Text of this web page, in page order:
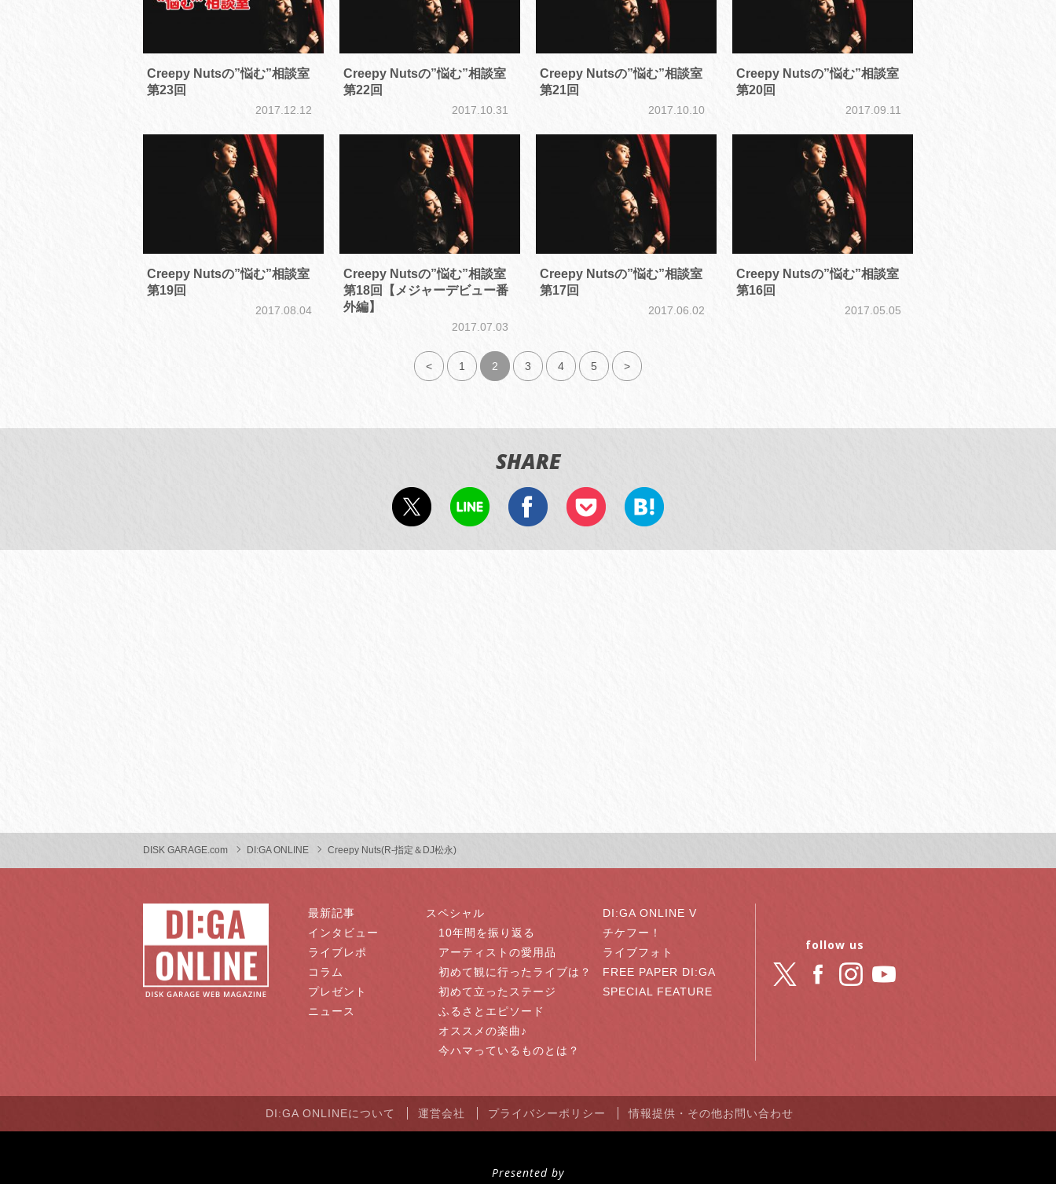
Creepy Nutsの”悩む”相談室
第23回
2017.12.12
Creepy Nutsの”悩む”相談室
第22回
2017.10.31
Creepy Nutsの”悩む”相談室
第21回
2017.10.10
Creepy Nutsの”悩む”相談室
第20回
2017.09.11
Creepy Nutsの”悩む”相談室
第19回
2017.08.04
Creepy Nutsの”悩む”相談室
第18回【メジャーデビュー番
外編】
2017.07.03
Creepy Nutsの”悩む”相談室
第17回
2017.06.02
Creepy Nutsの”悩む”相談室
第16回
2017.05.05
< 1 2 3 4 5 >
SHARE
DISK GARAGE.com DI:GA ONLINE Creepy Nuts(R-指定＆DJ松永)
最新記事
インタビュー
ライブレポ
コラム
プレゼント
ニュース
スペシャル
10年間を振り返る
アーティストの愛用品
初めて観に行ったライブは？
初めて立ったステージ
ふるさとエピソード
オススメの楽曲♪
今ハマっているものとは？
DI:GA ONLINE V
チケフー！
ライブフォト
FREE PAPER DI:GA
SPECIAL FEATURE
follow us
DI:GA ONLINEについて 運営会社 プライバシーポリシー 情報提供・その他お問い合わせ
Presented by